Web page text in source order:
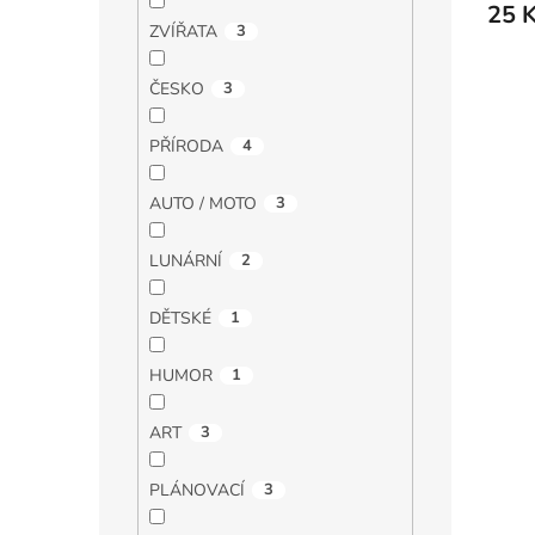
ZVÍŘATA 3
ČESKO 3
PŘÍRODA 4
AUTO / MOTO 3
LUNÁRNÍ 2
DĚTSKÉ 1
HUMOR 1
ART 3
PLÁNOVACÍ 3
25